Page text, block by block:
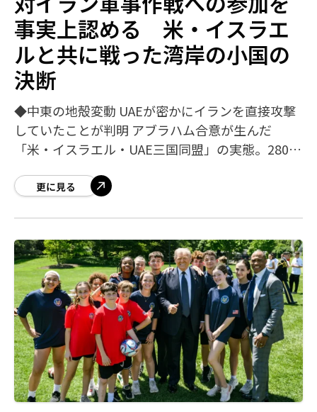
事実上認める 米・イスラエ
ルと共に戦った湾岸の小国の
決断
◆中東の地殻変動 UAEが密かにイランを直接攻撃
していたことが判明 アブラハム合意が生んだ
「米・イスラエル・UAE三国同盟」の実態。2800
島製油所空爆の主犯はイスラエルで
更に見る